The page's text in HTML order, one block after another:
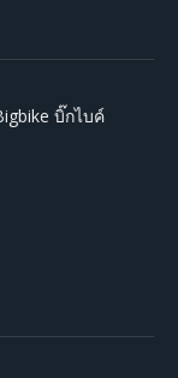
บิ๊กไบค์